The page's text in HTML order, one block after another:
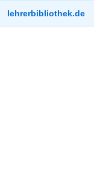
lehrerbibliothek.de